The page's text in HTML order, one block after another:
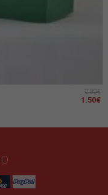
2.00€
1.50€